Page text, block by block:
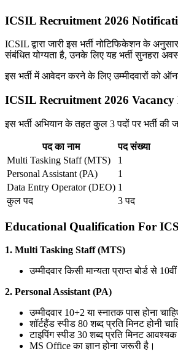
ICSIL Recruitment 2026
ICSIL द्वारा जारी इस भर्ती नोटिफिकेशन के
संबंधित योग्यता है, उनके लिए यह भर्ती सुनहरा
इस भर्ती में आवेदन करने के लिए उम्मीदवारों को
ICSIL Recruitment 2026 Vacancy
इस भर्ती अभियान के तहत कुल 3 पदों पर भर्ती की
पद का नाम
पद संख्या
Multi Tasking Staff (MTS)
1
Personal Assistant (PA)
1
Data Entry Operator (DEO) 1
कुल पद
3 पद
Educational Qualification For
1. Multi Tasking Staff (MTS)
उम्मीदवार किसी मान्यता प्राप्त बोर्ड से
2. Personal Assistant (PA)
उम्मीदवार 10+2 या स्नातक पास होना
शॉर्टहैंड स्पीड 80 शब्द प्रति मिनट होनी
टाइपिंग स्पीड 30 शब्द प्रति मिनट
MS Office का ज्ञान होना जरूरी है।